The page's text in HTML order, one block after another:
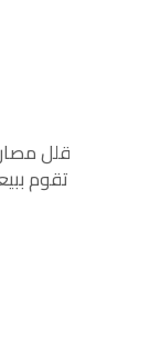
قلل
تقوم